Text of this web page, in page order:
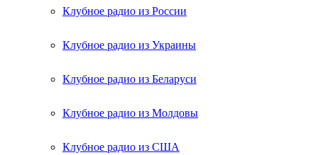
Клубное радио из России
Клубное радио из Украины
Клубное радио из Беларуси
Клубное радио из Молдовы
Клубное радио из США